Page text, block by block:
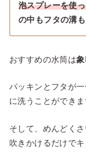
泡スプレーを使
の中もフタの溝も
おすすめの水筒は象
パッキンとフタが
に洗うことができま
そして、めんどく
吹きかけるだけで